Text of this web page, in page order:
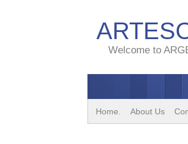
Welcome to
Home. About Us